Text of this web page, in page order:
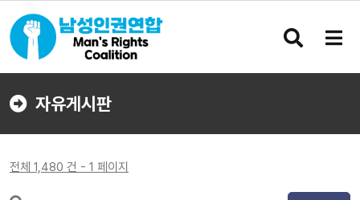
검
버
메
버
자유게시판
전체 1,480 건 - 1 페이지